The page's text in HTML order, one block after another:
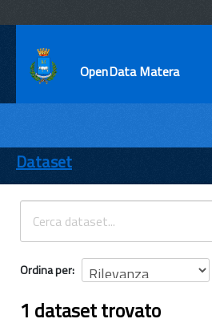
OpenData Matera
ENTI
TEMI
INFORMAZIONI
Dataset
Ordina per
1 dataset trovato